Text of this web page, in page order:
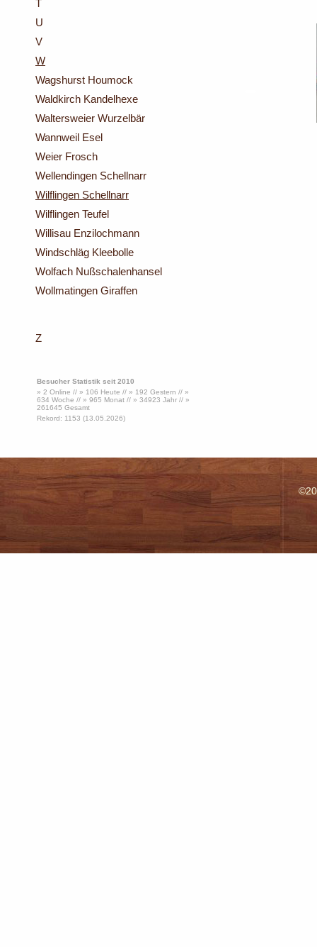
T
U
V
W
Wagshurst Houmock
Waldkirch Kandelhexe
Waltersweier Wurzelbär
Wannweil Esel
Weier Frosch
Wellendingen Schellnarr
Wilflingen Schellnarr
Wilflingen Teufel
Willisau Enzilochmann
Windschläg Kleebolle
Wolfach Nußschalenhansel
Wollmatingen Giraffen
Z
Besucher Statistik seit 2010
» 2 Online // » 106 Heute // » 192 Gestern // »
634 Woche // » 965 Monat // » 34923 Jahr // »
261645 Gesamt
Rekord: 1153 (13.05.2026)